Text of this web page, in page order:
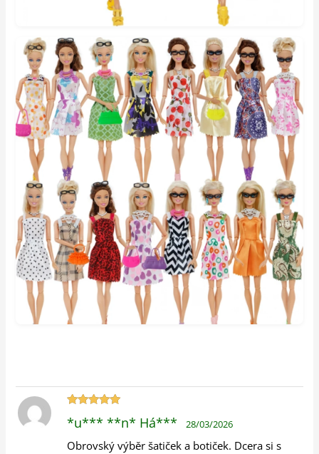
5 z 5
*u*** **n* Há*** 28/03/2026
Obrovský výběr šatiček a botiček. Dcera si s